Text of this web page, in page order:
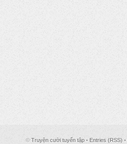
© Truyện cười tuyển tập • Entries (RSS) •